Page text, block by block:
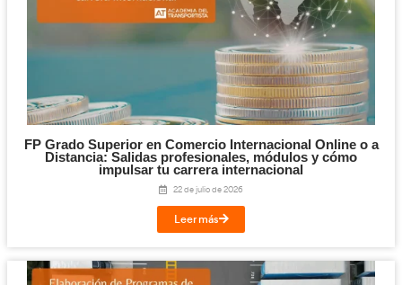
Cloud y Sistemas Conectados para la FP en
29 de julio de 2026